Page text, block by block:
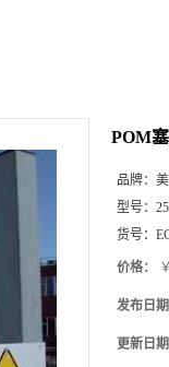
POM
品牌：
型号：
货号：
价格：
发布日期
更新日期